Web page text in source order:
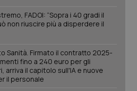
FADOI: “Sopra i 40 gradi il
non riuscire più a disperdere il
Sanità. Firmato il contratto 2025-
fino a 240 euro per gli
arriva il capitolo sull'IA e nuove
il personale